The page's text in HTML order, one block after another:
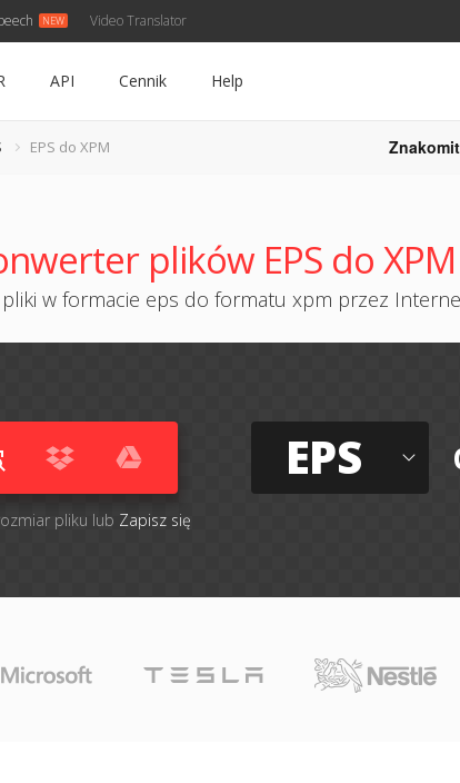
Video Translator
API Cennik Help
EPS do XPM
plików EPS do XPM
w formacie eps do formatu xpm przez
pliku lub Zapisz się
EPS